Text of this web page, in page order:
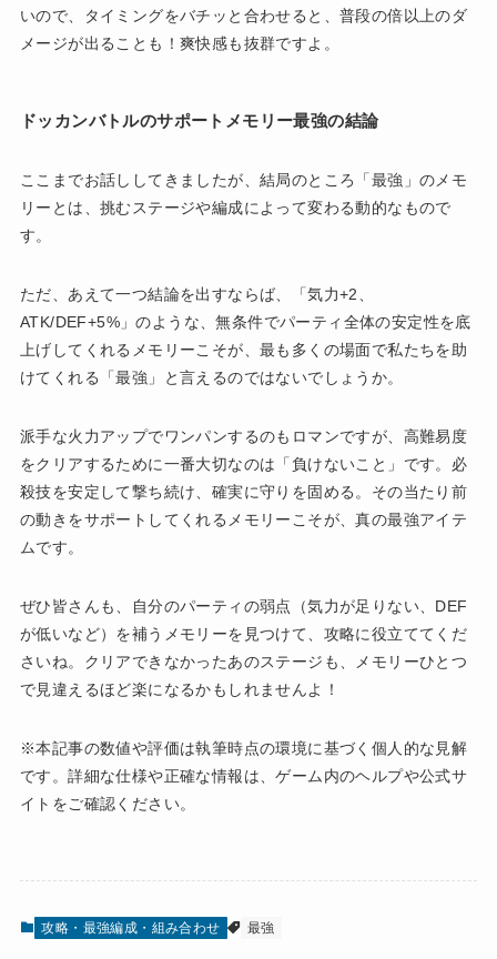
いので、タイミングをバチッと合わせると、普段の倍以上のダ
メージが出ることも！爽快感も抜群ですよ。
ドッカンバトルのサポートメモリー最強の結論
ここまでお話ししてきましたが、結局のところ「最強」のメモ
リーとは、挑むステージや編成によって変わる動的なもので
す。
ただ、あえて一つ結論を出すならば、「気力+2、
ATK/DEF+5%」のような、無条件でパーティ全体の安定性を底
上げしてくれるメモリーこそが、最も多くの場面で私たちを助
けてくれる「最強」と言えるのではないでしょうか。
派手な火力アップでワンパンするのもロマンですが、高難易度
をクリアするために一番大切なのは「負けないこと」です。必
殺技を安定して撃ち続け、確実に守りを固める。その当たり前
の動きをサポートしてくれるメモリーこそが、真の最強アイテ
ムです。
ぜひ皆さんも、自分のパーティの弱点（気力が足りない、DEF
が低いなど）を補うメモリーを見つけて、攻略に役立ててくだ
さいね。クリアできなかったあのステージも、メモリーひとつ
で見違えるほど楽になるかもしれませんよ！
※本記事の数値や評価は執筆時点の環境に基づく個人的な見解
です。詳細な仕様や正確な情報は、ゲーム内のヘルプや公式サ
イトをご確認ください。
攻略・最強編成・組み合わせ 最強